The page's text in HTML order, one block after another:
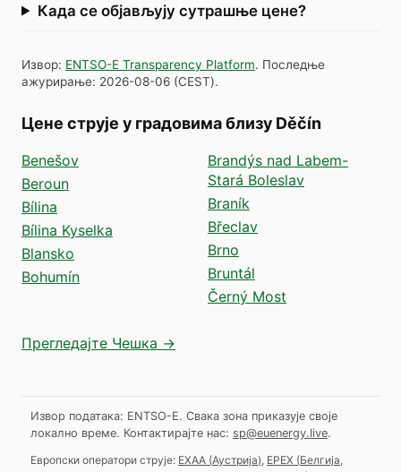
Када се објављују сутрашње цене?
Извор: ENTSO-E Transparency Platform. Последње
ажурирање: 2026-08-06 (CEST).
Цене струје у градовима близу Děčín
Benešov
Beroun
Bílina
Bílina Kyselka
Blansko
Bohumín
Brandýs nad Labem-
Stará Boleslav
Braník
Břeclav
Brno
Bruntál
Černý Most
Прегледајте Чешка →
Извор података: ENTSO-E. Свака зона приказује своје
локално време. Контактирајте нас: sp@euenergy.live.
Европски оператори струје: EXAA (Аустрија) EPEX (Белгија,